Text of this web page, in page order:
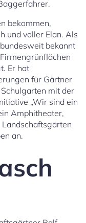
bekommen,
und voller Elan. Als
bekannt
Er hat
für Gärtner
mit der
„Wir sind ein
Amphitheater,
an.